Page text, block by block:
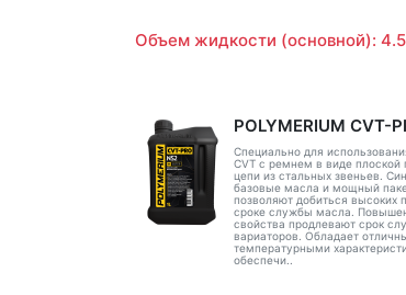
Объем жидкости (основной):
POLYMERIUM CVT-
Специально для
CVT с ремнем в виде плоской
цепи из стальных звеньев.
базовые масла и мощный
позволяют добиться высоких
сроке службы масла.
свойства продлевают срок
вариаторов. Обладает
температурными
обеспечи..